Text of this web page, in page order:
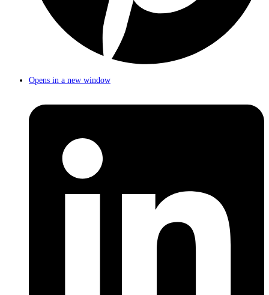
Opens in a new window